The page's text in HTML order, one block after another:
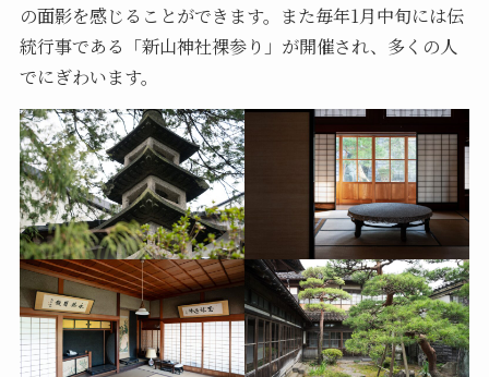
の面影を感じることができます。また毎年1月中旬には伝
統行事である「新山神社裸参り」が開催され、多くの人
でにぎわいます。